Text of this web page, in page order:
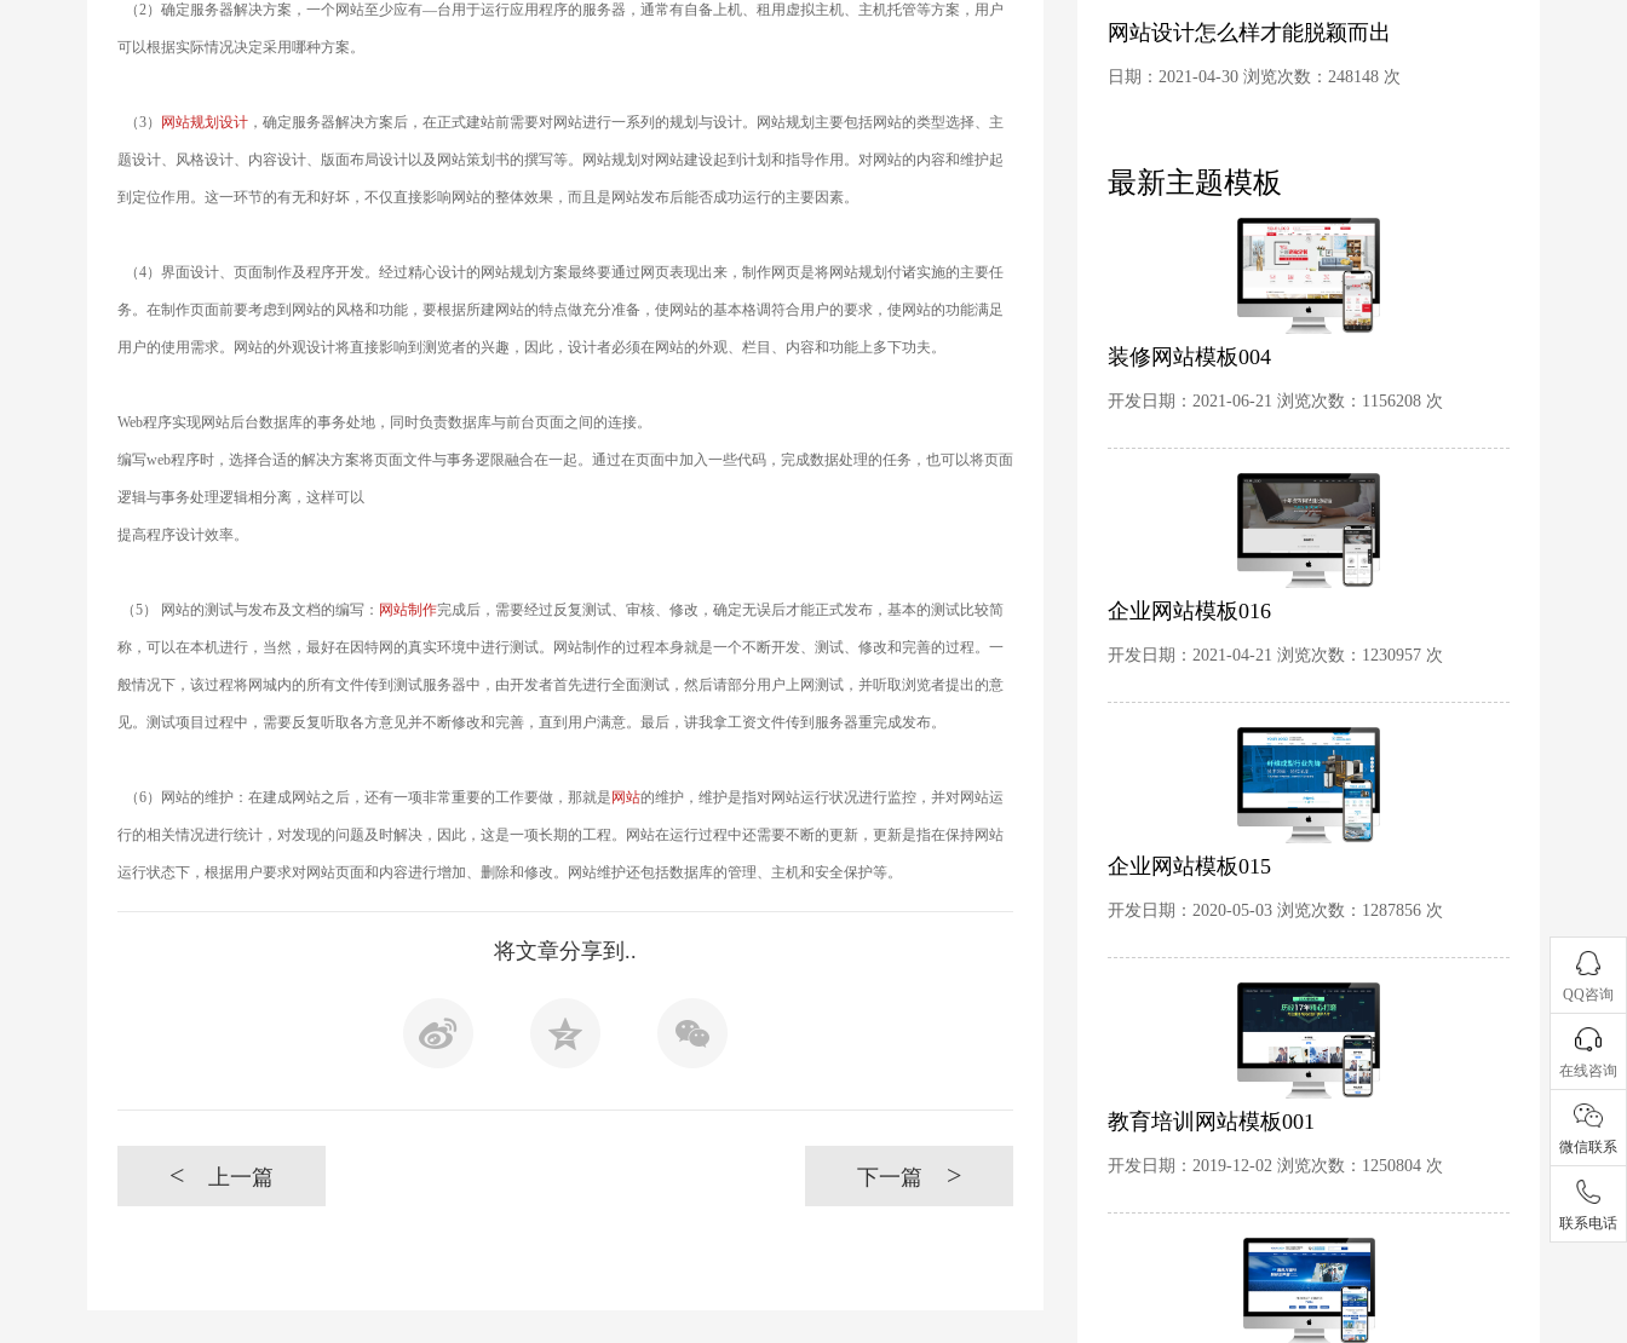
（2）确定服务器解决方案，一个网站至少应有—台用于运行应用程序的服务器，通常有自备上机、租用虚拟主机、主机托管等方案，用户
可以根据实际情况决定采用哪种方案。
（3） 网站规划设计 ，确定服务器解决方案后，在正式建站前需要对网站进行一系列的规划与设计。网站规划主要包括网站的类型选择、主
题设计、风格设计、内容设计、版面布局设计以及网站策划书的撰写等。网站规划对网站建设起到计划和指导作用。对网站的内容和维护起
到定位作用。这一环节的有无和好坏，不仅直接影响网站的整体效果，而且是网站发布后能否成功运行的主要因素。
（4）界面设计、页面制作及程序开发。经过精心设计的网站规划方案最终要通过网页表现出来，制作网页是将网站规划付诸实施的主要任
务。在制作页面前要考虑到网站的风格和功能，要根据所建网站的特点做充分准备，使网站的基本格调符合用户的要求，使网站的功能满足
用户的使用需求。网站的外观设计将直接影响到测览者的兴趣，因此，设计者必须在网站的外观、栏目、内容和功能上多下功夫。
Web程序实现网站后台数据库的事务处地，同时负责数据库与前台页面之间的连接。
编写web程序时，选择合适的解决方案将页面文件与事务逻限融合在一起。通过在页面中加入一些代码，完成数据处理的任务，也可以将页面
逻辑与事务处理逻辑相分离，这样可以
提高程序设计效率。
（5） 网站的测试与发布及文档的编写： 网站制作完成后，需要经过反复测试、审核、修改，确定无误后才能正式发布，基本的测试比较简
称，可以在本机进行，当然，最好在因特网的真实环境中进行测试。网站制作的过程本身就是一个不断开发、测试、修改和完善的过程。一
般情况下，该过程将网城内的所有文件传到测试服务器中，由开发者首先进行全面测试，然后请部分用户上网测试，并听取浏览者提出的意
见。测试项目过程中，需要反复听取各方意见并不断修改和完善，直到用户满意。最后，讲我拿工资文件传到服务器重完成发布。
（6）网站的维护：在建成网站之后，还有一项非常重要的工作要做，那就是 网站的维护，维护是指对网站运行状况进行监控，并对网站运
行的相关情况进行统计，对发现的问题及时解决，因此，这是一项长期的工程。网站在运行过程中还需要不断的更新，更新是指在保持网站
运行状态下，根据用户要求对网站页面和内容进行增加、删除和修改。网站维护还包括数据库的管理、主机和安全保护等。
将文章分享到..
< 上一篇 下一篇 >
网站设计怎么样才能脱颖而出
日期：2021-04-30 浏览次数：248148 次
最新主题模板
装修网站模板004
开发日期：2021-06-21 浏览次数：1156208 次
企业网站模板016
开发日期：2021-04-21 浏览次数：1230957 次
企业网站模板015
开发日期：2020-05-03 浏览次数：1287856 次
教育培训网站模板001
开发日期：2019-12-02 浏览次数：1250804 次
QQ咨询
在线咨询
微信联系
联系电话